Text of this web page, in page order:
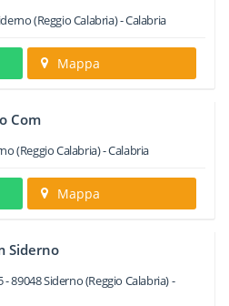
(Reggio Calabria) -Calabria
Mappa
Com
(Reggio Calabria) -Calabria
Mappa
Siderno
-89048Siderno(Reggio Calabria) -